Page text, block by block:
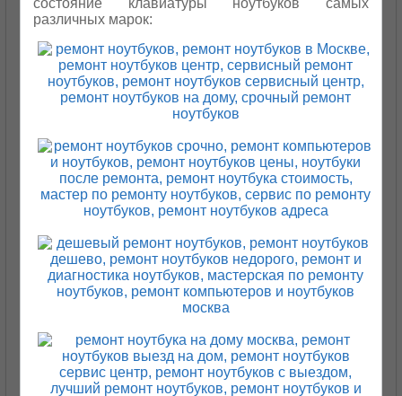
состояние клавиатуры ноутбуков самых
различных марок: